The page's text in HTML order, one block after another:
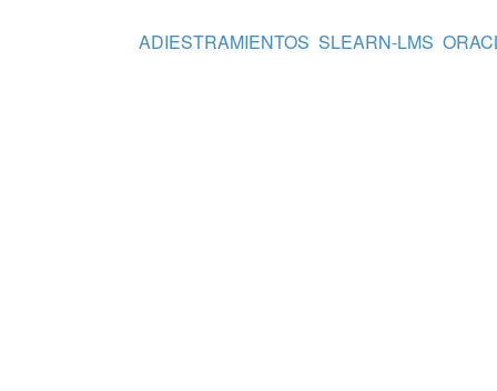
ADIESTRAMIENTOS SLEARN-LMS